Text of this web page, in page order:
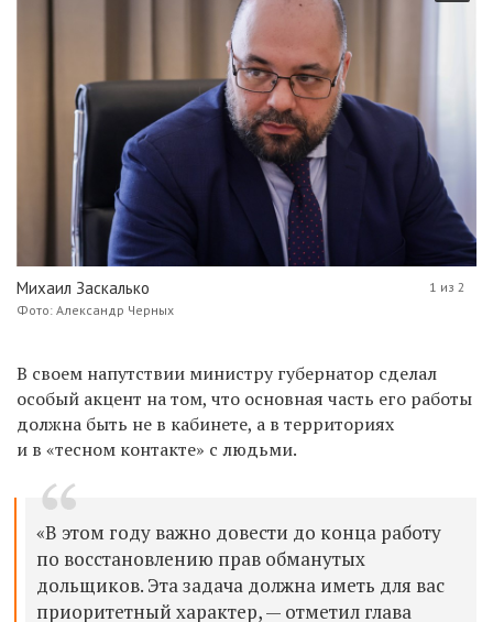
Михаил Заскалько
Фото: Александр Черных
1 из 2
В своем напутствии министру губернатор сделал
особый акцент на том, что основная часть его работы
должна быть не в кабинете, а в территориях
и в «тесном контакте» с людьми.
«В этом году важно довести до конца работу
по восстановлению прав обманутых
дольщиков. Эта задача должна иметь для вас
приоритетный характер, — отметил глава